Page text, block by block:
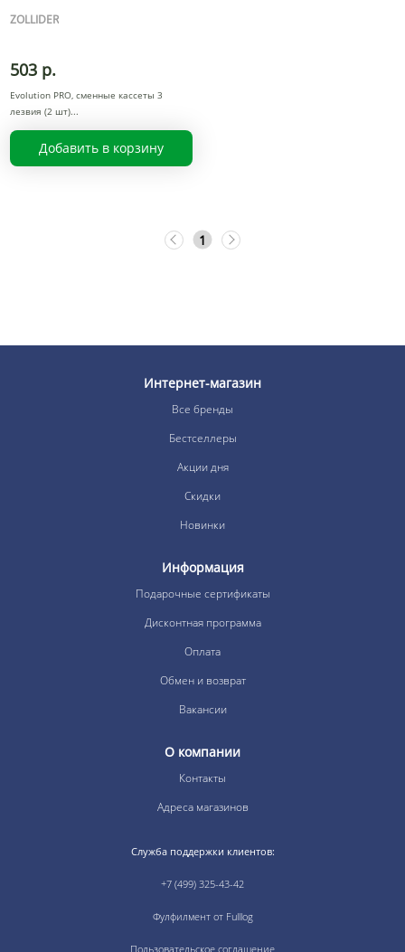
ZOLLIDER
503 р.
Evolution PRO, сменные кассеты 3
лезвия (2 шт)
Добавить в корзину
1
Интернет-магазин
Все бренды
Бестселлеры
Акции дня
Скидки
Новинки
Информация
Подарочные сертификаты
Дисконтная программа
Оплата
Обмен и возврат
Вакансии
О компании
Контакты
Адреса магазинов
Служба поддержки клиентов:
+7 (499) 325-43-42
Фулфилмент от Fulllog
Пользовательское соглашение